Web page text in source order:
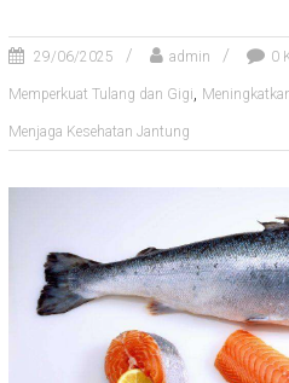
29/06/2025 admin 0
Memperkuat Tulang dan Gigi,
Menjaga Kesehatan Jantung